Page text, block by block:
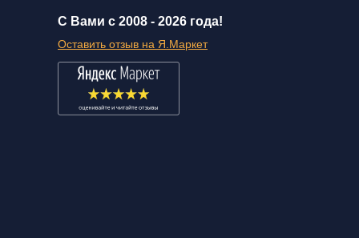
С Вами с 2008 - 2026 года!
Оставить отзыв на Я.Маркет